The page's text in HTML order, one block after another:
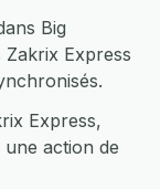
Big
Express
Express,
action de